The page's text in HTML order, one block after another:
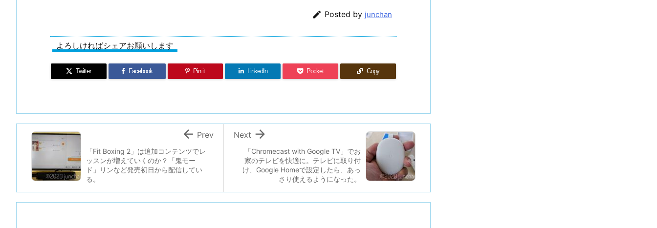
 Posted by junchan
よろしければシェアお願いします
Twitter Facebook Pin it LinkedIn Pocket Copy
「Chromecast with Google TV」でお
家のテレビを快適に。テレビに取り付
け、Google Homeで設定したら、あっ
さり使えるようになった。

Next
「Fit Boxing 2」は追加コンテンツでレ
ッスンが増えていくのか？「鬼モー
ド」リンなど発売初日から配信してい
る。
 Prev